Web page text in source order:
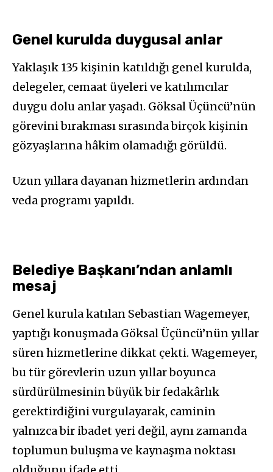
Genel kurulda duygusal anlar
Yaklaşık 135 kişinin katıldığı genel kurulda,
delegeler, cemaat üyeleri ve katılımcılar
duygu dolu anlar yaşadı. Göksal Üçüncü’nün
görevini bırakması sırasında birçok kişinin
gözyaşlarına hâkim olamadığı görüldü.
Uzun yıllara dayanan hizmetlerin ardından
veda programı yapıldı.
Belediye Başkanı’ndan anlamlı
mesaj
Genel kurula katılan Sebastian Wagemeyer,
yaptığı konuşmada Göksal Üçüncü’nün yıllar
süren hizmetlerine dikkat çekti. Wagemeyer,
bu tür görevlerin uzun yıllar boyunca
sürdürülmesinin büyük bir fedakârlık
gerektirdiğini vurgulayarak, caminin
yalnızca bir ibadet yeri değil, aynı zamanda
toplumun buluşma ve kaynaşma noktası